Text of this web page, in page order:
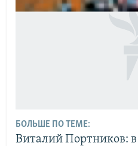
БОЛЬШЕ ПО ТЕМЕ:
Виталий Портников: